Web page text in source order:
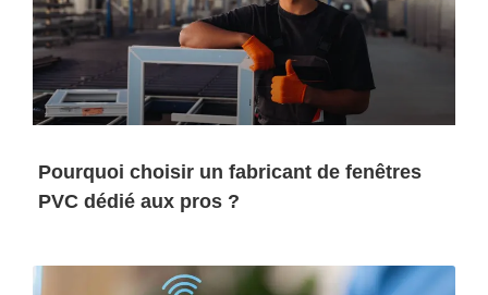
Pourquoi choisir un fabricant de fenêtres
PVC dédié aux pros ?